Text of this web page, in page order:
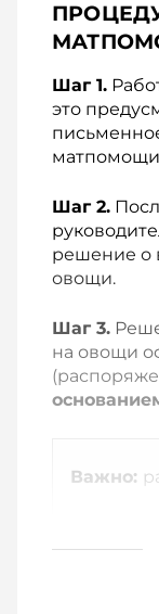
Шаг 1.
это
Шаг 2.
решение о
овощи.
Шаг 3.
на овощи
Важно: